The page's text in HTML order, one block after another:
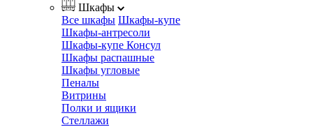
Шкафы
Все шкафы Шкафы-купе
Шкафы-антресоли
Шкафы-купе Консул
Шкафы распашные
Шкафы угловые
Пеналы
Витрины
Полки и ящики
Стеллажи